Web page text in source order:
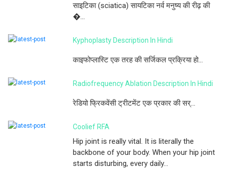
साइटिका (sciatica) सायटिका नर्व मनुष्य की रीढ़ की
�...
Kyphoplasty Description In Hindi
काइफोप्लास्टि एक तरह की सर्जिकल प्रक्रिया हो...
Radiofrequency Ablation Description In Hindi
रेडियो फ्रिकवेंसी ट्रीटमेंट एक प्रकार की सर्...
Coolief RFA
Hip joint is really vital. It is literally the
backbone of your body. When your hip joint
starts disturbing, every daily...